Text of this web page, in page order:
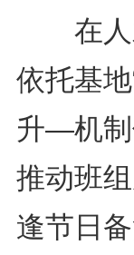
在人
依托基
升—机制
推动班
逢节日